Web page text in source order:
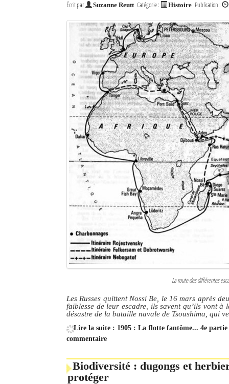
Écrit par Suzanne Reutt Catégorie : Histoire Publication :
La route des différentes
Les Russes quittent Nossi Be, le 16 mars après
faiblesse de leur escadre, ils savent qu’ils vont
désastre de la bataille navale de Tsoushima, qui
Lire la suite : 1905 : La flotte fantôme... 4e partie
commentaire
Biodiversité : dugongs et
protéger